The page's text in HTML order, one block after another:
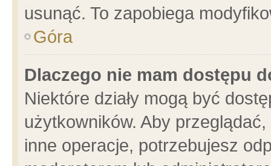
usunąć. To zapobiega
Góra
Dlaczego nie mam dostępu
Niektóre działy mogą być
użytkowników. Aby
inne operacje, potrzebujesz